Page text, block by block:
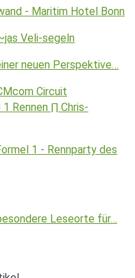
- Maritim Hotel Bonn
neuen Perspektive…
1 - Rennparty des
Leseorte für…